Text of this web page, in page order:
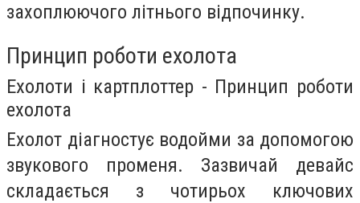
захоплюючого літнього відпочинку.
Принцип роботи ехолота
Ехолоти і картплоттер - Принцип роботи
ехолота
Ехолот діагностує водойми за допомогою
звукового променя. Зазвичай девайс
складається з чотирьох ключових